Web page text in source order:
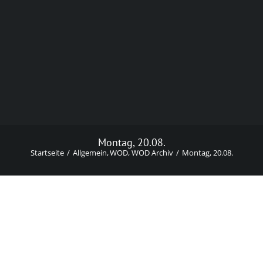
Montag, 20.08.
Startseite Allgemein WOD WOD Archiv Montag, 20.08.